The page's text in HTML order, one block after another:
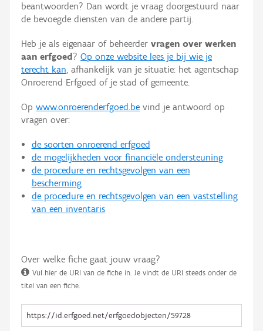
Persoon of collectief
Hergebruik
Aanmelden
beantwoorden? Dan wordt je vraag doorgestuurd naar
de bevoegde diensten van de andere partij.
Heb je als eigenaar of beheerder vragen over werken
aan erfgoed ? Op onze website lees je bij wie je
terecht kan, afhankelijk van je situatie: het agentschap
Onroerend Erfgoed of je stad of gemeente.
Op www.onroerenderfgoed.be vind je antwoord op
vragen over:
de soorten onroerend erfgoed
de mogelijkheden voor financiële ondersteuning
de procedure en rechtsgevolgen van een
bescherming
de procedure en rechtsgevolgen van een vaststelling
van een inventaris
Over welke fiche gaat jouw vraag?
Vul hier de URI van de fiche in. Je vindt de URI steeds onder de
titel van een fiche.